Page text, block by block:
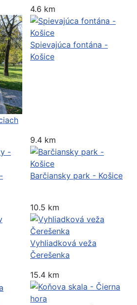
4.6 km
Spievajúca fontána -
Košice
9.4 km
Barčiansky park - Košice
10.5 km
Vyhliadková veža
Čerešenka
15.4 km